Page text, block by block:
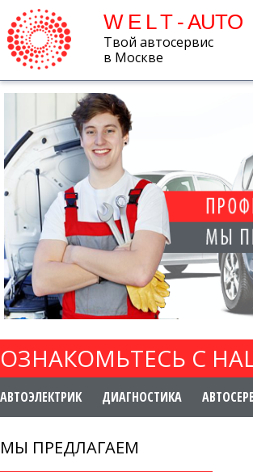
W E L T - AUTO
Твой автосервис
в Москве
ОЗНАКОМЬТЕСЬ С
АВТОЭЛЕКТРИК ДИАГНОСТИКА
МЫ ПРЕДЛАГАЕМ